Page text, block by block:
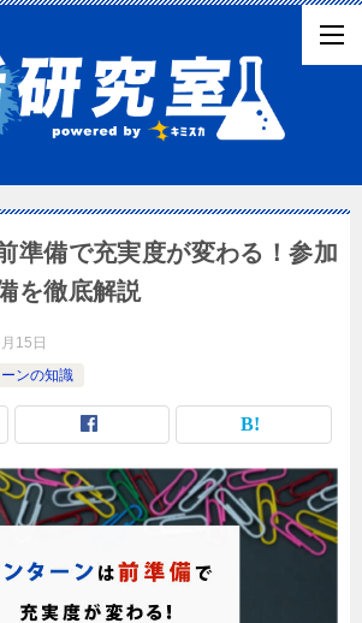
準備で充実度が変わる！参加
を徹底解説
15日
ンの知識